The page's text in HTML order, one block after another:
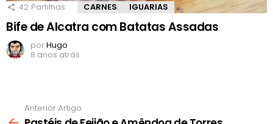
42 Partilhas CARNES IGUARIAS
Bife de Alcatra com Batatas Assadas
porHugo
8 anos atrás
mais
Anterior Artigo